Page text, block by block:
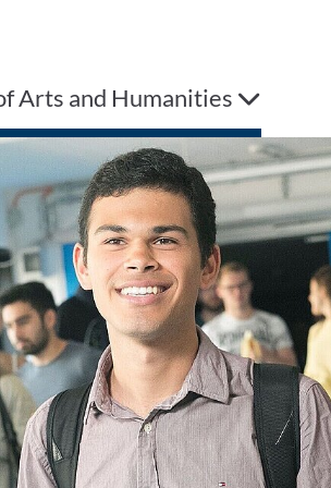
Arts and Humanities